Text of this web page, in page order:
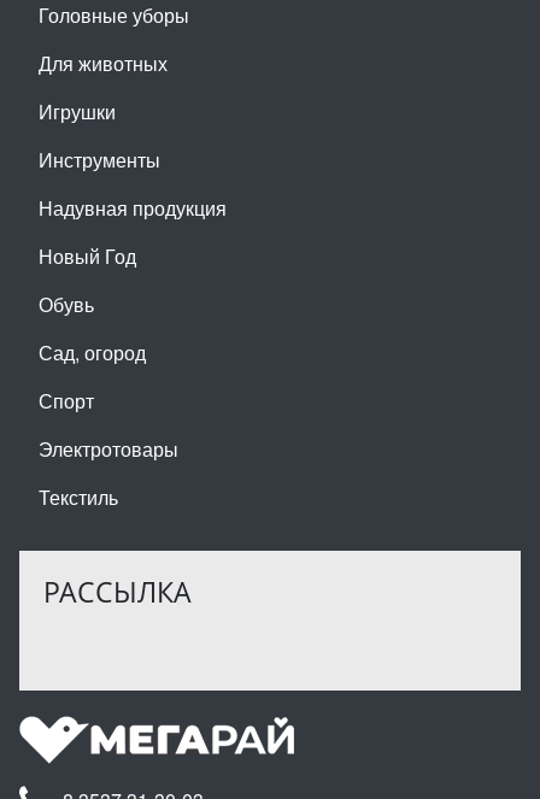
Головные уборы
Для животных
Игрушки
Инструменты
Надувная продукция
Новый Год
Обувь
Сад, огород
Спорт
Электротовары
Текстиль
РАССЫЛКА